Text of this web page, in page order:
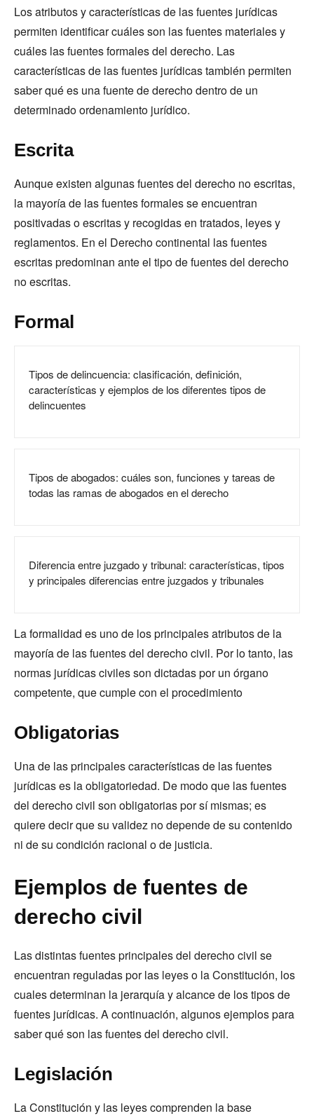
Los atributos y características de las fuentes jurídicas
permiten identificar cuáles son las fuentes materiales y
cuáles las fuentes formales del derecho. Las
características de las fuentes jurídicas también permiten
saber qué es una fuente de derecho dentro de un
determinado ordenamiento jurídico.
Escrita
Aunque existen algunas fuentes del derecho no escritas,
la mayoría de las fuentes formales se encuentran
positivadas o escritas y recogidas en tratados, leyes y
reglamentos. En el Derecho continental las fuentes
escritas predominan ante el tipo de fuentes del derecho
no escritas.
Formal
Tipos de delincuencia: clasificación, definición,
características y ejemplos de los diferentes tipos de
delincuentes
Tipos de abogados: cuáles son, funciones y tareas de
todas las ramas de abogados en el derecho
Diferencia entre juzgado y tribunal: características, tipos
y principales diferencias entre juzgados y tribunales
La formalidad es uno de los principales atributos de la
mayoría de las fuentes del derecho civil. Por lo tanto, las
normas jurídicas civiles son dictadas por un órgano
competente, que cumple con el procedimiento
Obligatorias
Una de las principales características de las fuentes
jurídicas es la obligatoriedad. De modo que las fuentes
del derecho civil son obligatorias por sí mismas; es
quiere decir que su validez no depende de su contenido
ni de su condición racional o de justicia.
Ejemplos de fuentes de
derecho civil
Las distintas fuentes principales del derecho civil se
encuentran reguladas por las leyes o la Constitución, los
cuales determinan la jerarquía y alcance de los tipos de
fuentes jurídicas. A continuación, algunos ejemplos para
saber qué son las fuentes del derecho civil.
Legislación
La Constitución y las leyes comprenden la base